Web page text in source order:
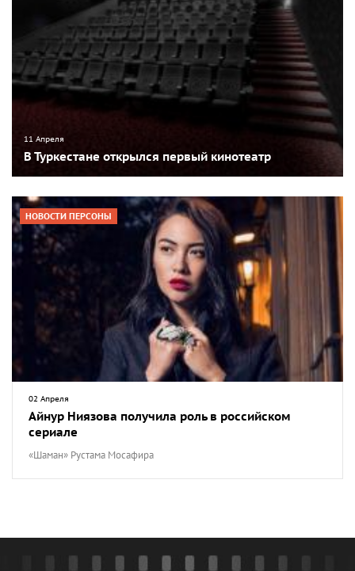
11 Апреля
В Туркестане открылся первый кинотеатр
НОВОСТИ ПЕРСОНЫ
02 Апреля
Айнур Ниязова получила роль в российском
сериале
«Шаман» Рустама Мосафира